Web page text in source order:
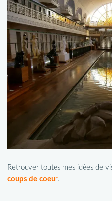
Retrouver toutes mes idées de
coups de coeur.